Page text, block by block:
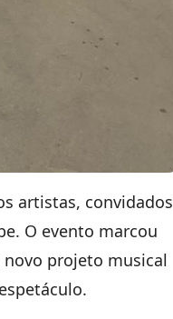
artistas, convidados
O evento marcou
projeto musical